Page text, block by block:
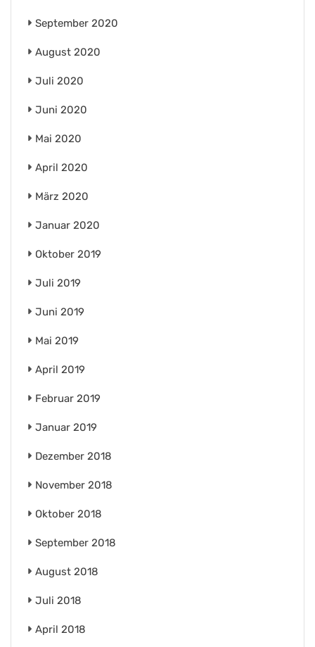
September 2020
August 2020
Juli 2020
Juni 2020
Mai 2020
April 2020
März 2020
Januar 2020
Oktober 2019
Juli 2019
Juni 2019
Mai 2019
April 2019
Februar 2019
Januar 2019
Dezember 2018
November 2018
Oktober 2018
September 2018
August 2018
Juli 2018
April 2018